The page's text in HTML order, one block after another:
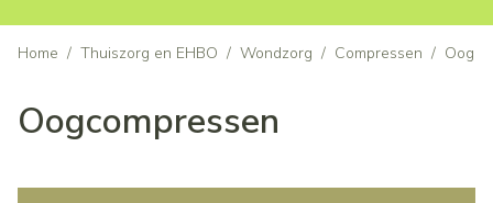
Home / Thuiszorg en EHBO / Wondzorg / Compressen /
Oogcompressen